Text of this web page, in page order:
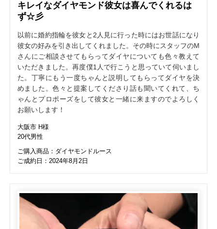
キレイなダイヤモンド彼女は喜んでくれるは
ず☆彡
以前に婚約指輪を彼女と2人見に行った時にはお世話になり
彼女の好みを引き出してくれました。その時にスタッフのM
さんにご相談させてもらってダイヤについても色々教えて
いただきました。再度僕1人で行こうと思っていて伺いまし
た。丁寧にもう一度ちゃんと説明してもらってダイヤを決
めました。色々と提案してくださり話も聞いてくれて、ち
ゃんとプロポーズをして彼女と一緒に来ますのでよろしく
お願いします！
大阪市 H様
20代男性
ご購入商品：ダイヤモンドルース
ご成約日：2024年8月2日